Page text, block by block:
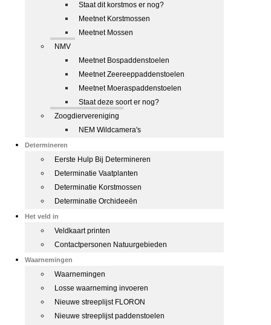
Staat dit korstmos er nog?
Meetnet Korstmossen
Meetnet Mossen
NMV
Meetnet Bospaddenstoelen
Meetnet Zeereeppaddenstoelen
Meetnet Moeraspaddenstoelen
Staat deze soort er nog?
Zoogdiervereniging
NEM Wildcamera's
Determineren
Eerste Hulp Bij Determineren
Determinatie Vaatplanten
Determinatie Korstmossen
Determinatie Orchideeën
Het veld in
Veldkaart printen
Contactpersonen Natuurgebieden
Waarnemingen
Waarnemingen
Losse waarneming invoeren
Nieuwe streeplijst FLORON
Nieuwe streeplijst paddenstoelen